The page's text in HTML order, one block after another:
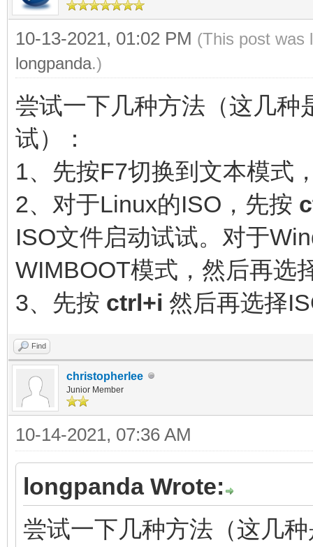
10-13-2021, 01:02 PM (This post was
longpanda.)
尝试一下几种方法（这几种
试）：
1、先按F7切换到文本模式
2、对于Linux的ISO，先按
ISO文件启动试试。对于
WIMBOOT模式，然后再选
3、先按 ctrl+i 然后再选择
Find
christopherlee
Junior Member
10-14-2021, 07:36 AM
longpanda Wrote:
尝试一下几种方法（这几